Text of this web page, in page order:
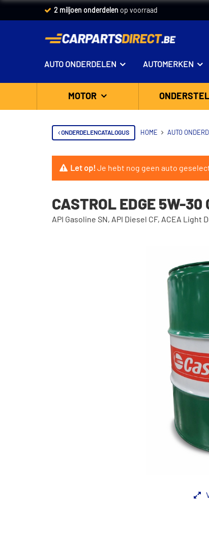
2 miljoen onderdelen op voorraad
AUTO ONDERDELEN AUTOMERKEN
MOTOR ONDERSTEL
ONDERDELENCATALOGUS HOME AUTO
Let op!Je hebt nog geen auto
CASTROL EDGE 5W-30
API Gasoline SN, API Diesel CF, ACEA Light